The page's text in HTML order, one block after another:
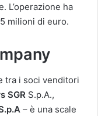
L’operazione ha
milioni di euro.
tra i soci venditori
SGR S.p.A.,
– è una scale